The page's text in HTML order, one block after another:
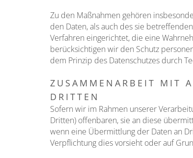
Zu den Maßnahmen gehören
den Daten, als auch des sie
Verfahren eingerichtet, die eine
berücksichtigen wir den Schutz
dem Prinzip des Datenschutzes durch
ZUSAMMENARBEIT MIT
DRITTEN
Sofern wir im Rahmen unserer
Dritten) offenbaren, sie an diese
wenn eine Übermittlung der Daten an
Verpflichtung dies vorsieht oder auf